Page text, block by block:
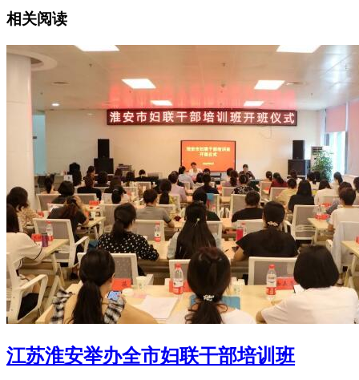
相关阅读
江苏淮安举办全市妇联干部培训班